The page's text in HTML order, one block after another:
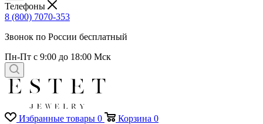
Телефоны
8 (800) 7070-353
Звонок по России бесплатный
Пн-Пт с 9:00 до 18:00 Мск
Избранные товары 0 Корзина 0